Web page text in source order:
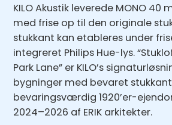
KILO Akustik leverede MONO 40
med frise op til den originale
stukkant kan etableres under
integreret Philips Hue-lys.
Park Lane” er KILO’s
bygninger med bevaret
bevaringsværdig 1920’er-
2024–2026 af ERIK arkitekter.